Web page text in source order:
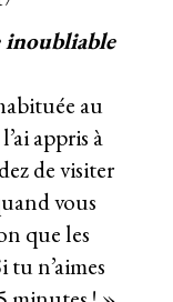
inoubliable
au
appris à
de visiter
vous
que les
n’aimes